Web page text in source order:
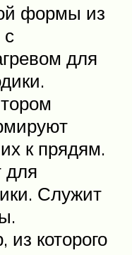
формы из
с
для
к прядям.
для
Служит
которого